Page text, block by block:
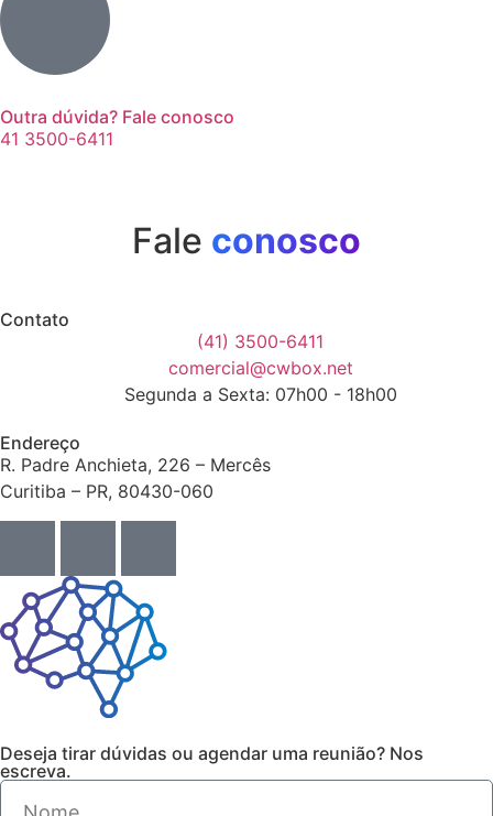
Outra dúvida? Fale conosco
41 3500-6411
Fale conosco
Contato
(41) 3500-6411
comercial@cwbox.net
Segunda a Sexta: 07h00 - 18h00
Endereço
R. Padre Anchieta, 226 – Mercês
Curitiba – PR, 80430-060
Deseja tirar dúvidas ou agendar uma reunião? Nos
escreva.